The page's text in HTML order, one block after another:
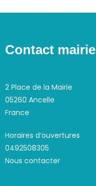
Contact mairie
2 Place de la Mairie
05260 Ancelle
France
Horaires d’ouvertures
0492508305
Nous contacter